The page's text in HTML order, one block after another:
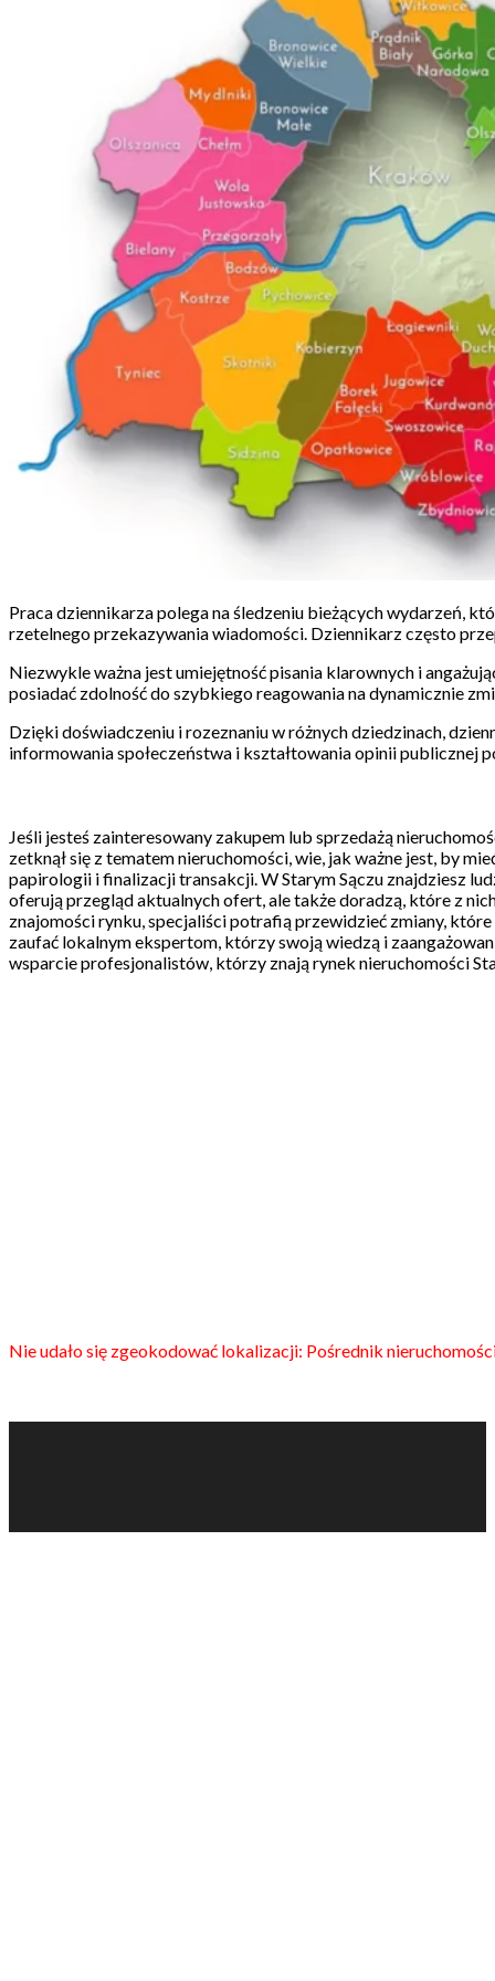
Praca dziennikarza polega na śledzeniu bieżących wydarzeń,
rzetelnego przekazywania wiadomości. Dziennikarz często
Niezwykle ważna jest umiejętność pisania klarownych i
posiadać zdolność do szybkiego reagowania na dynamicznie
Dzięki doświadczeniu i rozeznaniu w różnych dziedzinach,
informowania społeczeństwa i kształtowania opinii publicznej
Jeśli jesteś zainteresowany zakupem lub sprzedażą
zetknął się z tematem nieruchomości, wie, jak ważne jest, by
papirologii i finalizacji transakcji. W Starym Sączu znajdziesz
oferują przegląd aktualnych ofert, ale także doradzą, które z
znajomości rynku, specjaliści potrafią przewidzieć zmiany,
zaufać lokalnym ekspertom, którzy swoją wiedzą i
wsparcie profesjonalistów, którzy znają rynek nieruchomości
Nie udało się zgeokodować lokalizacji: Pośrednik